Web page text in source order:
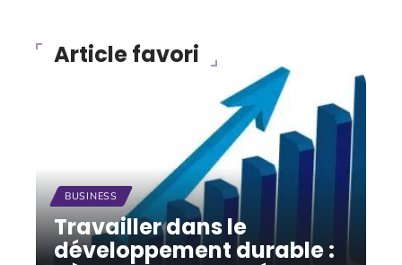
Article favori
BUSINESS
Travailler dans le
développement durable :